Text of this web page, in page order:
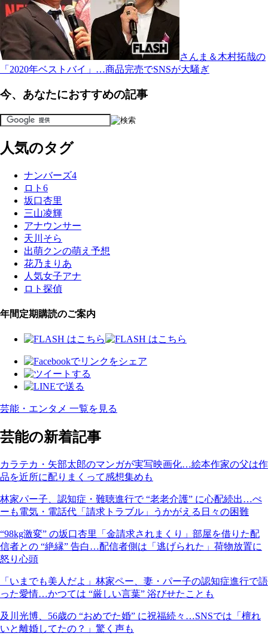
さんま＆木村拓哉の
「2020年ベストバイ」…商品完売でSNSが大騒ぎ
今、あなたにおすすめの記事
人気のタグ
ナンバーズ4
ロト6
坂口杏里
三山凌輝
アナウンサー
天川そら
出萌クンの萌え予想
花乃まりあ
人気女子アナ
ロト探偵
年間定期購読のご案内
芸能・エンタメ 一覧を見る
芸能の新着記事
カラテカ・矢部太郎のマンガが実写映画化…絵本作家の父は作
品を近所に配りまくって感想集めも
林家パー子、認知症・難聴進行で “老老介護” に心配続出…ぺ
ーも電気・電話代「請求トラブル」うかがえる日々の困難
“98kg激変” の坂口杏里「金請求されまくり」部屋を借りた配
信者との “絶縁” 告白…配信者側は「逃げられた」荷物放置に
怒り心頭
「いまでも美人だよ」林家ペー、妻・パー子の認知症進行で語
った愛情…かつては “厳しい言葉” 浴びせたことも
及川光博、56歳の “おめでた婚” に祝福続々…SNSでは「檀れ
いと離婚してたの？」驚く声も